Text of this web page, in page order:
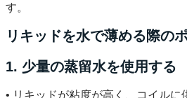
す。
リキッドを水で薄める際の
1. 少量の蒸留水を使用する
• リキッドが粘度が高く、コイルに